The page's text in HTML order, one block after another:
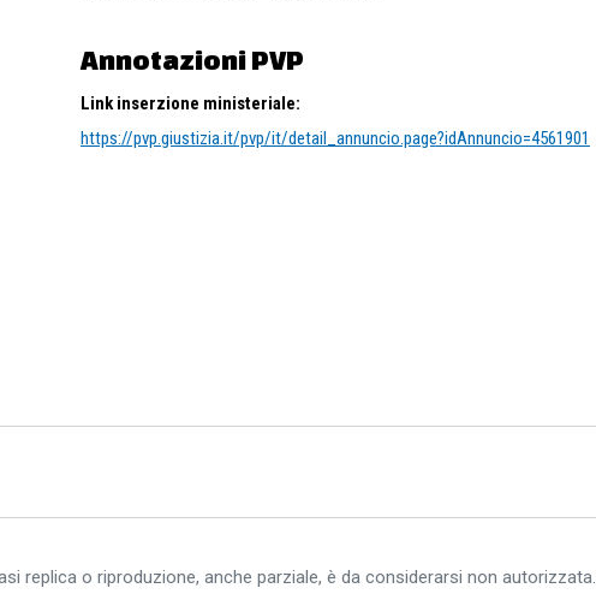
Annotazioni PVP
Link inserzione ministeriale:
https://pvp.giustizia.it/pvp/it/detail_annuncio.page?idAnnuncio=4561901
replica o riproduzione, anche parziale, è da considerarsi non autorizzata.